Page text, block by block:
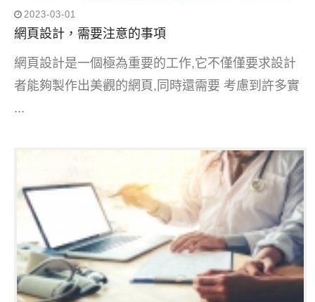
2023-03-01
網頁設計，需要注意的事項
網頁設計是一個極為重要的工作,它不僅僅要求設計
者能夠製作出美觀的網頁,同時還需要 考慮到許多實
...